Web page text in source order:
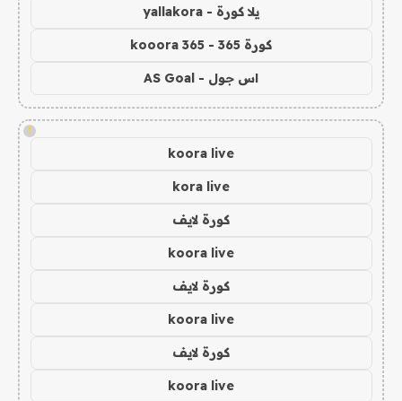
يلا كورة - yallakora
كورة 365 - kooora 365
اس جول - AS Goal
!
koora live
kora live
كورة لايف
koora live
كورة لايف
koora live
كورة لايف
koora live